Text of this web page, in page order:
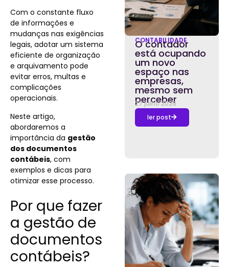
Com o constante fluxo
de informações e
mudanças nas exigências
legais, adotar um sistema
eficiente de organização
e arquivamento pode
evitar erros, multas e
complicações
operacionais.
Neste artigo,
abordaremos a
importância da gestão
dos documentos
contábeis, com
exemplos e dicas para
otimizar esse processo.
Por que fazer
a gestão de
documentos
contábeis?
CONTABILIDADE
O contador
está ocupando
um novo
espaço nas
empresas,
mesmo sem
perceber
27 julho 2026
ler post